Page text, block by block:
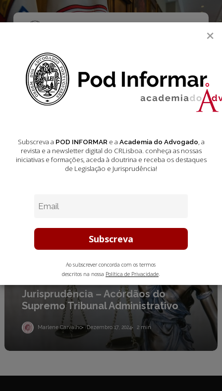
Skip
to
main
Menu
Supremo Tribunal
Administrativo
Acórdãos do Supremo Tribunal
Jurisprudência
Jurisprudência – Acórdãos do
Supremo Tribunal Administrativo
Marlene Carvalho Dezembro 17, 2024 2 min
×
Subscreva a POD INFORMARe a Academia do Advogado, a
revista e a newsletter digital do CRLisboa. conheça as nossas
iniciativas e formações, aceda à doutrina e receba os destaques
de Legislação e Jurisprudência!
Ao subscrever concorda com os termos
descritos na nossa Política de Privacidade.